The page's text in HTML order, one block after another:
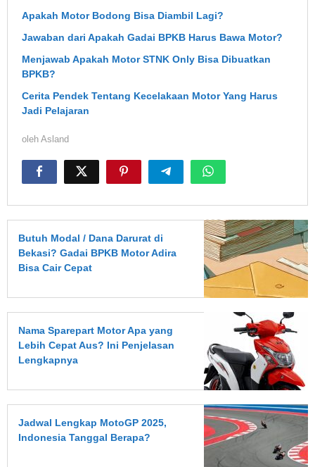
Apakah Motor Bodong Bisa Diambil Lagi?
Jawaban dari Apakah Gadai BPKB Harus Bawa Motor?
Menjawab Apakah Motor STNK Only Bisa Dibuatkan
BPKB?
Cerita Pendek Tentang Kecelakaan Motor Yang Harus
Jadi Pelajaran
oleh Asland
Butuh Modal / Dana Darurat di
Bekasi? Gadai BPKB Motor Adira
Bisa Cair Cepat
Nama Sparepart Motor Apa yang
Lebih Cepat Aus? Ini Penjelasan
Lengkapnya
Jadwal Lengkap MotoGP 2025,
Indonesia Tanggal Berapa?